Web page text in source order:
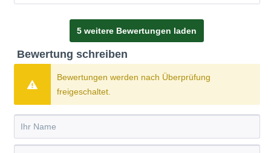
5 weitere Bewertungen laden
Bewertung schreiben
Bewertungen werden nach Überprüfung
freigeschaltet.